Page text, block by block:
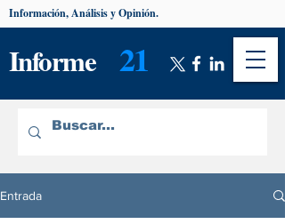
Informe 21
Información, Análisis y Opinión.
Entrada